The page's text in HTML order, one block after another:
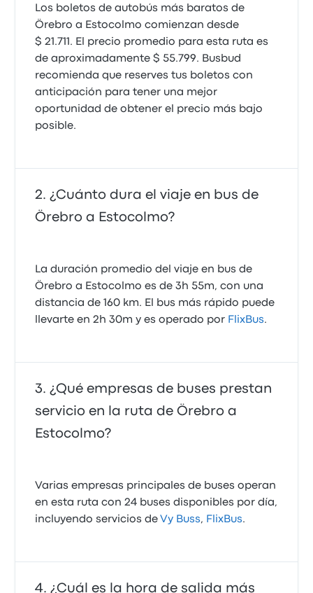
Los boletos de autobús más baratos de
Örebro a Estocolmo comienzan desde
$ 21.711. El precio promedio para esta ruta es
de aproximadamente $ 55.799. Busbud
recomienda que reserves tus boletos con
anticipación para tener una mejor
oportunidad de obtener el precio más bajo
posible.
¿Cuánto dura el viaje en bus de
Örebro a Estocolmo?
La duración promedio del viaje en bus de
Örebro a Estocolmo es de 3h 55m, con una
distancia de 160 km. El bus más rápido puede
llevarte en 2h 30m y es operado por FlixBus.
¿Qué empresas de buses prestan
servicio en la ruta de Örebro a
Estocolmo?
Varias empresas principales de buses operan
en esta ruta con 24 buses disponibles por día,
incluyendo servicios de Vy Buss, FlixBus.
¿Cuál es la hora de salida más